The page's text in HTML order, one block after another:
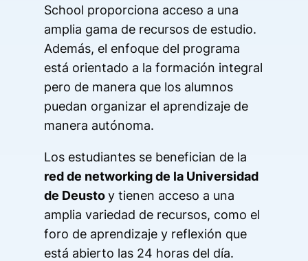
School proporciona acceso a una
amplia gama de recursos de estudio.
Además, el enfoque del programa
está orientado a la formación integral
pero de manera que los alumnos
puedan organizar el aprendizaje de
manera autónoma.
Los estudiantes se benefician de la
red de networking de la Universidad
de Deustoy tienen acceso a una
amplia variedad de recursos, como el
foro de aprendizaje y reflexión que
está abierto las 24 horas del día.